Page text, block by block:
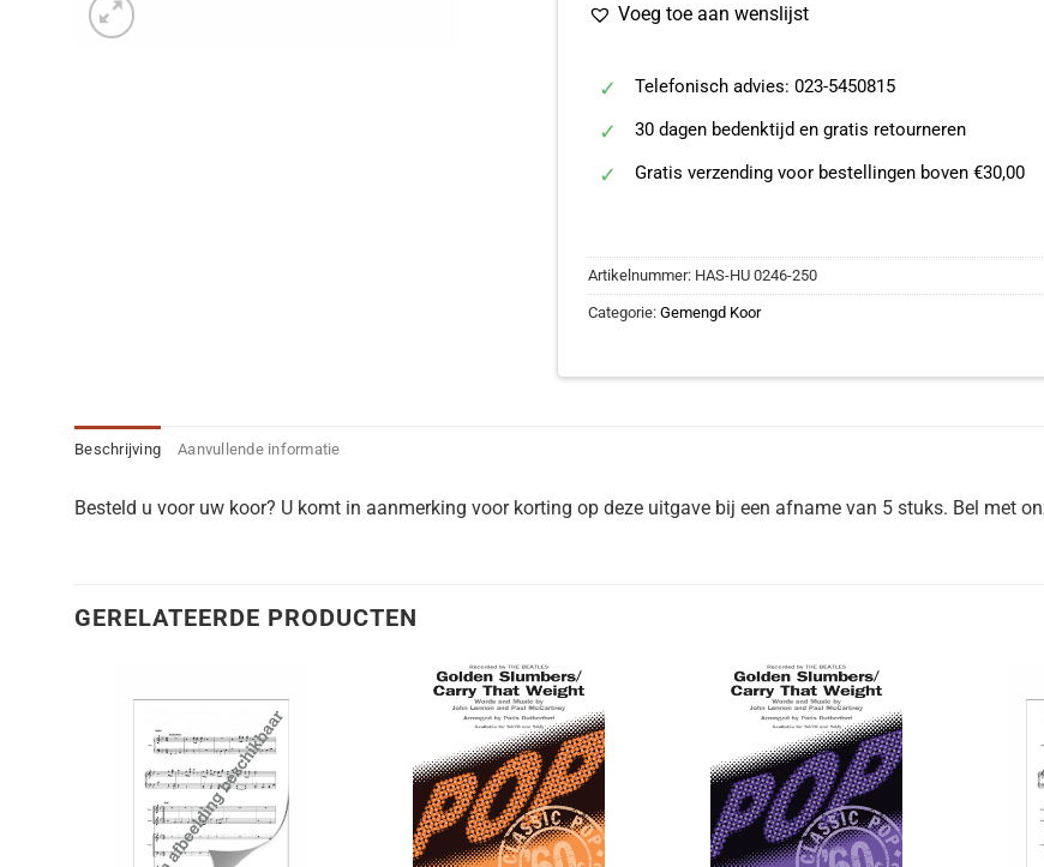
Voeg toe aan wenslijst
Telefonisch advies: 023-5450815
30 dagen bedenktijd en gratis retourneren
Gratis verzending voor bestellingen boven €30,00
Artikelnummer: HAS-HU 0246-250
Categorie: Gemengd Koor
Beschrijving Aanvullende informatie
Besteld u voor uw koor? U komt in aanmerking voor korting op deze uitgave bij een afname van 5 stuks. Bel met
GERELATEERDE PRODUCTEN